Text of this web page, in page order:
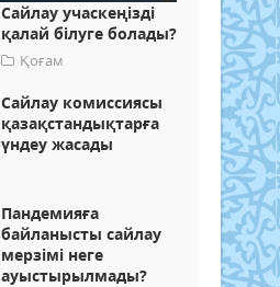
Сайлау учаскеңізді
қалай білуге болады?
Қоғам
Сайлау комиссиясы
қазақстандықтарға
үндеу жасады
Пандемияға
байланысты сайлау
мерзімі неге
ауыстырылмады?